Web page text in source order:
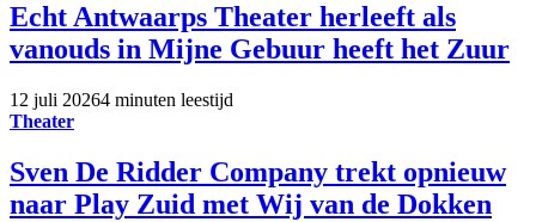
Echt Antwaarps Theater herleeft als
vanouds in Mijne Gebuur heeft het Zuur
12 juli 20264 minuten leestijd
Theater
Sven De Ridder Company trekt opnieuw
naar Play Zuid met Wij van de Dokken